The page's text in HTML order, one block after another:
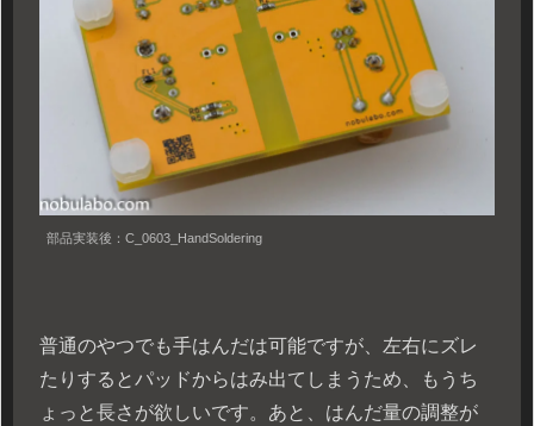
部品実装後：C_0603_HandSoldering
普通のやつでも手はんだは可能ですが、左右にズレ
たりするとパッドからはみ出てしまうため、もうち
ょっと長さが欲しいです。あと、はんだ量の調整が